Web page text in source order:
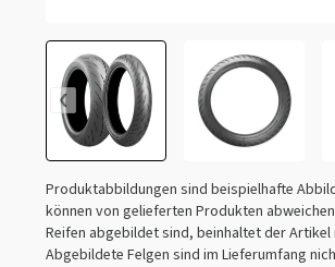
Produktabbildungen sind beispielhafte
können von gelieferten Produkten
Reifen abgebildet sind, beinhaltet der Artikel
Abgebildete Felgen sind im Lieferumfang